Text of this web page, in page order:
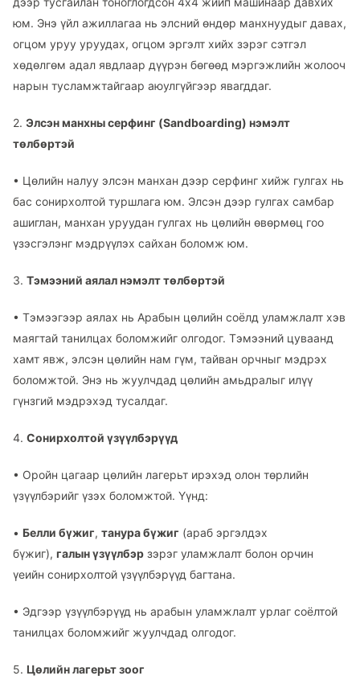
юм. Энэ үйл ажиллагаа нь элсний өндөр манхнуудыг давах,
огцом уруу уруудах, огцом эргэлт хийх зэрэг сэтгэл
хөдөлгөм адал явдлаар дүүрэн бөгөөд мэргэжлийн жолооч
нарын тусламжтайгаар аюулгүйгээр явагддаг.
2. Элсэн манхны серфинг (Sandboarding) нэмэлт
төлбөртэй
• Цөлийн налуу элсэн манхан дээр серфинг хийж гулгах нь
бас сонирхолтой туршлага юм. Элсэн дээр гулгах самбар
ашиглан, манхан уруудан гулгах нь цөлийн өвөрмөц гоо
үзэсгэлэнг мэдрүүлэх сайхан боломж юм.
3. Тэмээний аялал нэмэлт төлбөртэй
• Тэмээгээр аялах нь Арабын цөлийн соёлд уламжлалт хэв
маягтай танилцах боломжийг олгодог. Тэмээний цуваанд
хамт явж, элсэн цөлийн нам гүм, тайван орчныг мэдрэх
боломжтой. Энэ нь жуулчдад цөлийн амьдралыг илүү
гүнзгий мэдрэхэд тусалдаг.
4. Сонирхолтой үзүүлбэрүүд
• Оройн цагаар цөлийн лагерьт ирэхэд олон төрлийн
үзүүлбэрийг үзэх боломжтой. Үүнд:
• Белли бүжиг, танура бүжиг (араб эргэлдэх
бүжиг), галын үзүүлбэр зэрэг уламжлалт болон орчин
үеийн сонирхолтой үзүүлбэрүүд багтана.
• Эдгээр үзүүлбэрүүд нь арабын уламжлалт урлаг соёлтой
танилцах боломжийг жуулчдад олгодог.
5. Цөлийн лагерьт зоог